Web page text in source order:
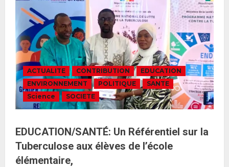
ACTUALITE CONTRIBUTION
EDUCATION
ENVIRONNEMENT
POLITIQUE
SANTE
Science
SOCIETE
EDUCATION/SANTÉ: Un Référentiel sur la
Tuberculose aux élèves de l’école
élémentaire,